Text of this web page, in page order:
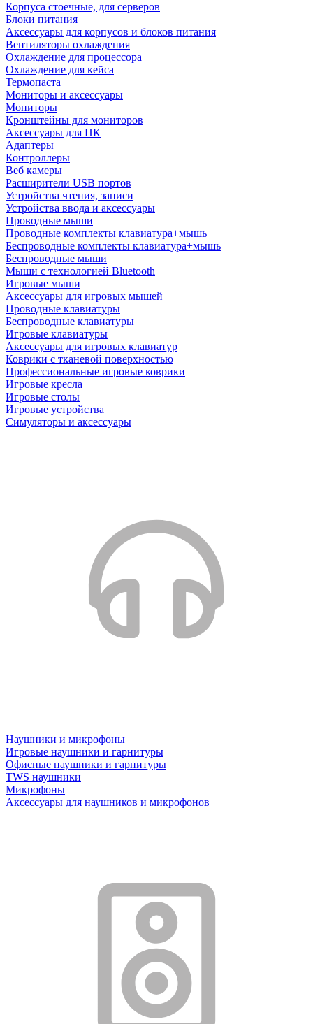
Корпуса стоечные, для серверов
Блоки питания
Аксессуары для корпусов и блоков питания
Вентиляторы охлаждения
Охлаждение для процессора
Охлаждение для кейса
Термопаста
Мониторы и аксессуары
Мониторы
Кронштейны для мониторов
Аксессуары для ПК
Адаптеры
Контроллеры
Веб камеры
Расширители USB портов
Устройства чтения, записи
Устройства ввода и аксессуары
Проводные мыши
Проводные комплекты клавиатура+мышь
Беспроводные комплекты клавиатура+мышь
Беспроводные мыши
Мыши с технологией Bluetooth
Игровые мыши
Аксессуары для игровых мышей
Проводные клавиатуры
Беспроводные клавиатуры
Игровые клавиатуры
Аксессуары для игровых клавиатур
Коврики с тканевой поверхностью
Профессиональные игровые коврики
Игровые кресла
Игровые столы
Игровые устройства
Симуляторы и аксессуары
Наушники и микрофоны
Игровые наушники и гарнитуры
Офисные наушники и гарнитуры
TWS наушники
Микрофоны
Аксессуары для наушников и микрофонов